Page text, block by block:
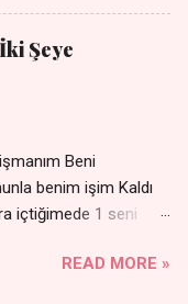
bi yol bulurum
sana sevda olurum
cananım Yar gözlerin
mı? - Sen üzülme bi
- Sen gülümse
dağ olurum Ben
olurum Can canım
Şeye
Beni
benim işim Kaldı
içtiğimede 1 seni
SendenREAD MORE »